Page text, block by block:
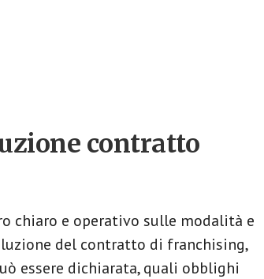
contratto
chiaro e operativo sulle modalità e
del contratto di franchising,
essere dichiarata, quali obblighi